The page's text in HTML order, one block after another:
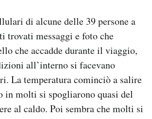
di alcune delle 39 persone a
trovati messaggi e foto che
che accadde durante il viaggio,
all’interno si facevano
La temperatura cominciò a salire
in molti si spogliarono quasi del
al caldo. Poi sembra che molti si